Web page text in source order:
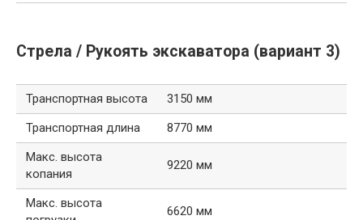
Стрела / Рукоять экскаватора (вариант 3)
Транспортная высота
3150 мм
Транспортная длина
8770 мм
Макс. высота
копания
9220 мм
Макс. высота
6620 мм